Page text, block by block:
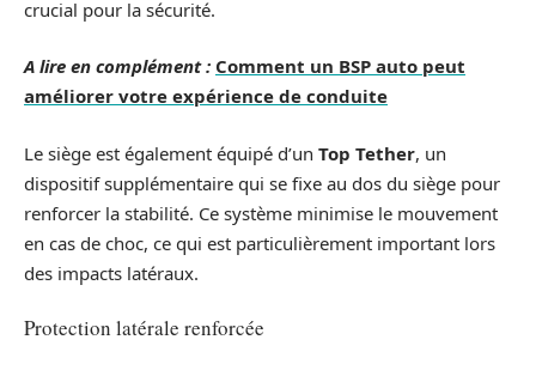
crucial pour la sécurité.
A lire en complément : Comment un BSP auto peut
améliorer votre expérience de conduite
Le siège est également équipé d’un Top Tether, un
dispositif supplémentaire qui se fixe au dos du siège pour
renforcer la stabilité. Ce système minimise le mouvement
en cas de choc, ce qui est particulièrement important lors
des impacts latéraux.
Protection latérale renforcée